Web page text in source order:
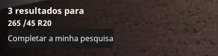
3 resultados para
265 /45 R20
Completar a minha pesquisa